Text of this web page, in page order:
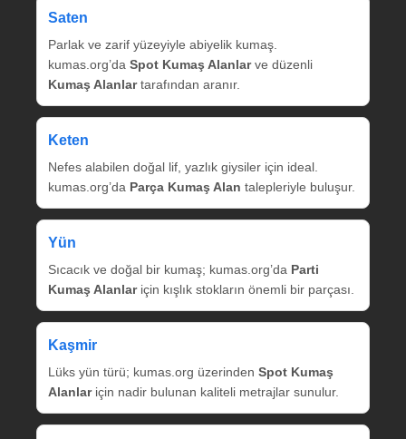
Saten
Parlak ve zarif yüzeyiyle abiyelik kumaş.
kumas.org’da Spot Kumaş Alanlarve düzenli
Kumaş Alanlartarafından aranır.
Keten
Nefes alabilen doğal lif, yazlık giysiler için ideal.
kumas.org’da Parça Kumaş Alan talepleriyle buluşur.
Yün
Sıcacık ve doğal bir kumaş; kumas.org’da Parti
Kumaş Alanlariçin kışlık stokların önemli bir parçası.
Kaşmir
Lüks yün türü; kumas.org üzerinden Spot Kumaş
Alanlariçin nadir bulunan kaliteli metrajlar sunulur.